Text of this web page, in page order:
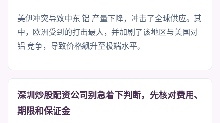
美伊冲突导致中东 铝 产量下降，冲击了全球供应。其
中，欧洲受到的打击最大，并加剧了该地区与美国对
铝 竞争，导致价格飙升至极端水平。
深圳炒股配资公司别急着下判断，先核对费用、
期限和保证金